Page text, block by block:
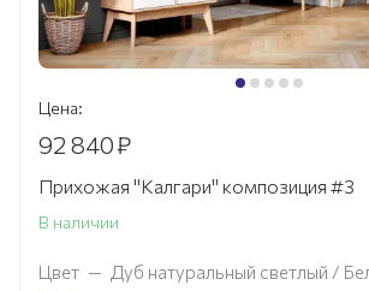
Цена:
92 840₽
Прихожая "Калгари" композиция #3
В наличии
Цвет — Дуб натуральный светлый /